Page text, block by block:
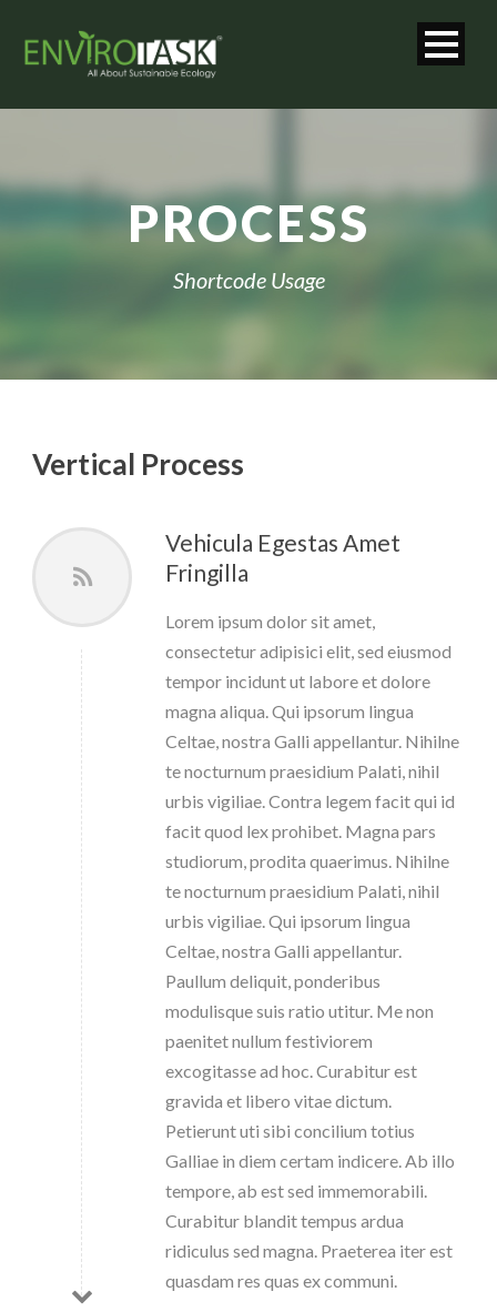
PROCESS
Shortcode Usage
Vertical Process
Vehicula Egestas Amet
Fringilla
Lorem ipsum dolor sit amet,
consectetur adipisici elit, sed eiusmod
tempor incidunt ut labore et dolore
magna aliqua. Qui ipsorum lingua
Celtae, nostra Galli appellantur. Nihilne
te nocturnum praesidium Palati, nihil
urbis vigiliae. Contra legem facit qui id
facit quod lex prohibet. Magna pars
studiorum, prodita quaerimus. Nihilne
te nocturnum praesidium Palati, nihil
urbis vigiliae. Qui ipsorum lingua
Celtae, nostra Galli appellantur.
Paullum deliquit, ponderibus
modulisque suis ratio utitur. Me non
paenitet nullum festiviorem
excogitasse ad hoc. Curabitur est
gravida et libero vitae dictum.
Petierunt uti sibi concilium totius
Galliae in diem certam indicere. Ab illo
tempore, ab est sed immemorabili.
Curabitur blandit tempus ardua
ridiculus sed magna. Praeterea iter est
quasdam res quas ex communi.